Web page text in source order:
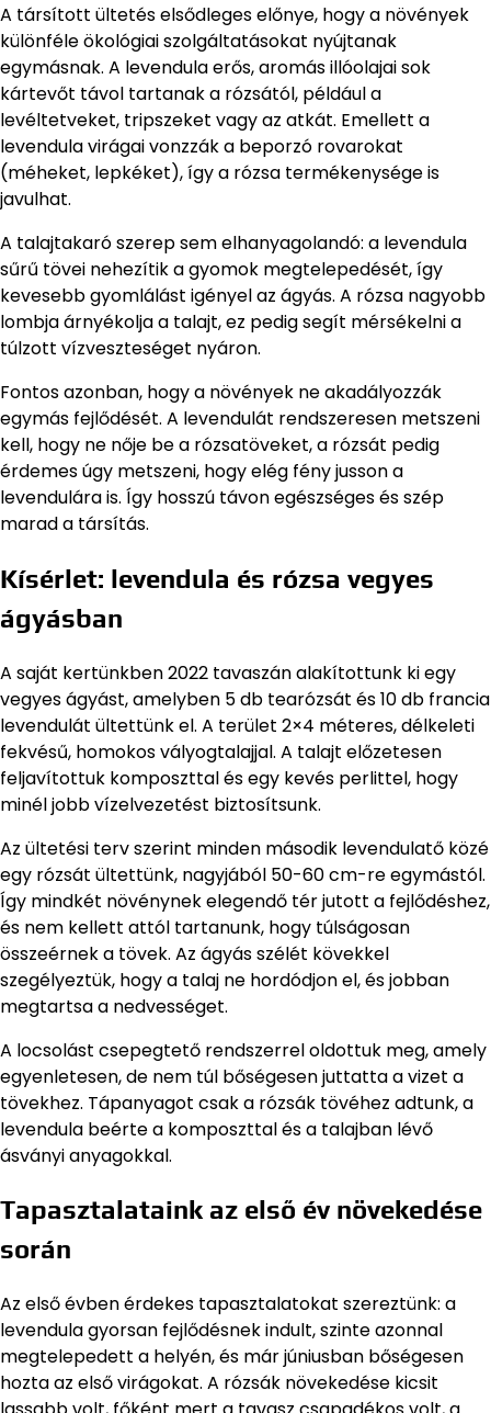
A társított ültetés elsődleges előnye, hogy a növények
különféle ökológiai szolgáltatásokat nyújtanak
egymásnak. A levendula erős, aromás illóolajai sok
kártevőt távol tartanak a rózsától, például a
levéltetveket, tripszeket vagy az atkát. Emellett a
levendula virágai vonzzák a beporzó rovarokat
(méheket, lepkéket), így a rózsa termékenysége is
javulhat.
A talajtakaró szerep sem elhanyagolandó: a levendula
sűrű tövei nehezítik a gyomok megtelepedését, így
kevesebb gyomlálást igényel az ágyás. A rózsa nagyobb
lombja árnyékolja a talajt, ez pedig segít mérsékelni a
túlzott vízveszteséget nyáron.
Fontos azonban, hogy a növények ne akadályozzák
egymás fejlődését. A levendulát rendszeresen metszeni
kell, hogy ne nője be a rózsatöveket, a rózsát pedig
érdemes úgy metszeni, hogy elég fény jusson a
levendulára is. Így hosszú távon egészséges és szép
marad a társítás.
Kísérlet: levendula és rózsa vegyes
ágyásban
A saját kertünkben 2022 tavaszán alakítottunk ki egy
vegyes ágyást, amelyben 5 db tearózsát és 10 db francia
levendulát ültettünk el. A terület 2×4 méteres, délkeleti
fekvésű, homokos vályogtalajjal. A talajt előzetesen
feljavítottuk komposzttal és egy kevés perlittel, hogy
minél jobb vízelvezetést biztosítsunk.
Az ültetési terv szerint minden második levendulatő közé
egy rózsát ültettünk, nagyjából 50-60 cm-re egymástól.
Így mindkét növénynek elegendő tér jutott a fejlődéshez,
és nem kellett attól tartanunk, hogy túlságosan
összeérnek a tövek. Az ágyás szélét kövekkel
szegélyeztük, hogy a talaj ne hordódjon el, és jobban
megtartsa a nedvességet.
A locsolást csepegtető rendszerrel oldottuk meg, amely
egyenletesen, de nem túl bőségesen juttatta a vizet a
tövekhez. Tápanyagot csak a rózsák tövéhez adtunk, a
levendula beérte a komposzttal és a talajban lévő
ásványi anyagokkal.
Tapasztalataink az első év növekedése
során
Az első évben érdekes tapasztalatokat szereztünk: a
levendula gyorsan fejlődésnek indult, szinte azonnal
megtelepedett a helyén, és már júniusban bőségesen
hozta az első virágokat. A rózsák növekedése kicsit